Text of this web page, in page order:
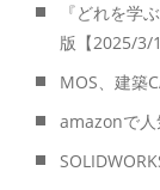
『どれを学
版【2025/3/
MOS、建築
amazonで人